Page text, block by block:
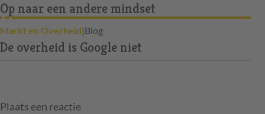
Op naar een andere mindset
Markt en Overheid|Blog
De overheid is Google niet
Plaats een reactie